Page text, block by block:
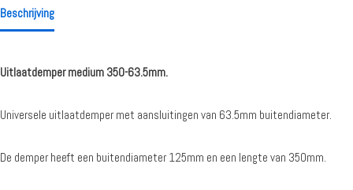
Beschrijving
Uitlaatdemper medium 350-63.5mm.
Universele uitlaatdemper met aansluitingen van 63.5mm buitendiameter.
De demper heeft een buitendiameter 125mm en een lengte van 350mm.